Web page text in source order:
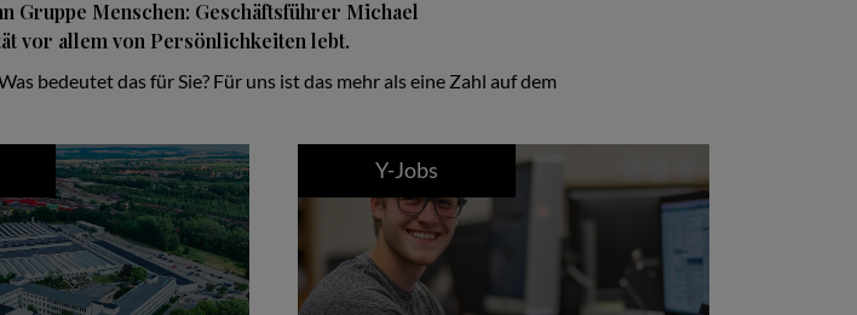
Gruppe Menschen: Geschäftsführer Michael
vor allem von Persönlichkeiten lebt.
bedeutet das für Sie? Für uns ist das mehr als eine Zahl auf dem
Y-Jobs